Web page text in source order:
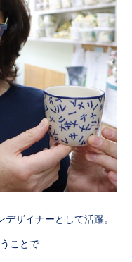
ザイナーとして活躍。
ことで